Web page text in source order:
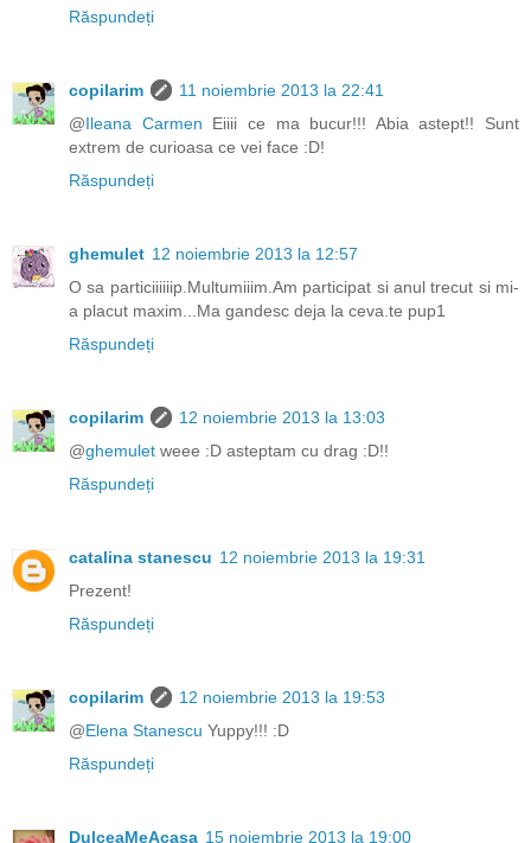
Răspundeți
copilarim
11 noiembrie 2013 la 22:41
@Ileana Carmen Eiiii ce ma bucur!!! Abia astept!! Sunt
extrem de curioasa ce vei face :D!
Răspundeți
ghemulet 12 noiembrie 2013 la 12:57
O sa particiiiiiip.Multumiiim.Am participat si anul trecut si mi-
a placut maxim...Ma gandesc deja la ceva.te pup1
Răspundeți
copilarim
12 noiembrie 2013 la 13:03
@ghemulet weee :D asteptam cu drag :D!!
Răspundeți
catalina stanescu 12 noiembrie 2013 la 19:31
Prezent!
Răspundeți
copilarim
12 noiembrie 2013 la 19:53
@Elena Stanescu Yuppy!!! :D
Răspundeți
DulceaMeAcasa 15 noiembrie 2013 la 19:00